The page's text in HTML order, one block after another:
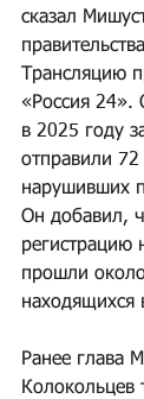
сказал
Трансляцию
«Россия 24».
в 2025 году
отправили 72
нарушивших
Он добавил,
регистрацию
прошли
находящихся
Ранее глава
Колокольцев